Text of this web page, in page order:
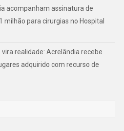
acompanham assinatura de
milhão para cirurgias no Hospital
realidade: Acrelândia recebe
adquirido com recurso de